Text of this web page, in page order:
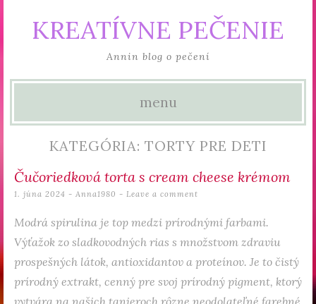
KREATÍVNE PEČENIE
Annin blog o pečení
menu
Skip to content
KATEGÓRIA: TORTY PRE DETI
Čučoriedková torta s cream cheese krémom
1. júna 2024 - Anna1980 Leave a comment
Modrá spirulina je top medzi prírodnými farbami.
Výťažok zo sladkovodných rias s množstvom zdraviu
prospešných látok, antioxidantov a proteínov. Je to čistý
prírodný extrakt, cenný pre svoj prírodný pigment, ktorý
vytvára na našich tanieroch rôzne neodolateľné farebné